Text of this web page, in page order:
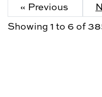
« Previous
Showing 1 to 6 of